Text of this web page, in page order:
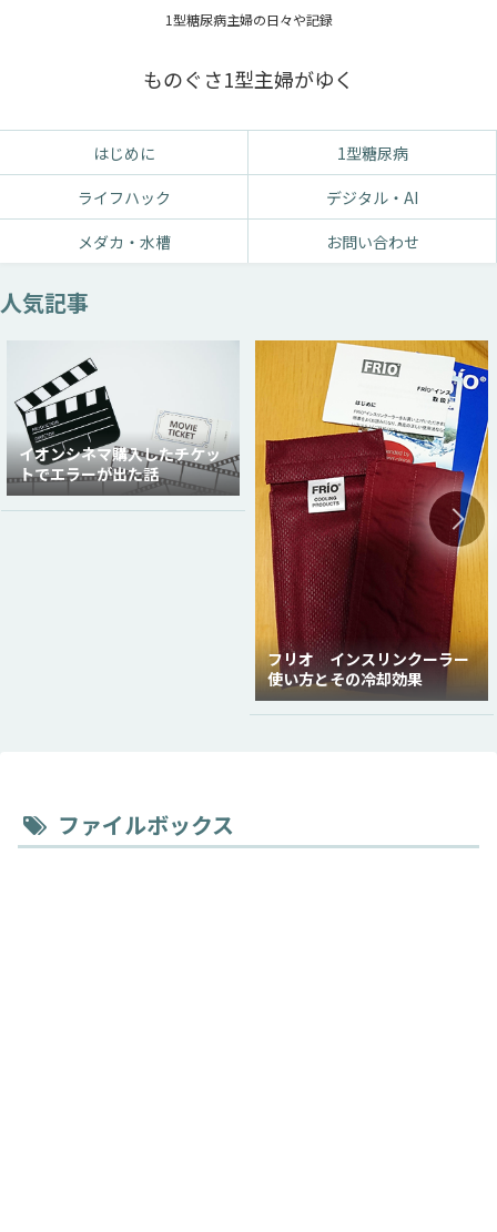
1型糖尿病主婦の日々や記録
ものぐさ1型主婦がゆく
はじめに
1型糖尿病
ライフハック
デジタル・AI
メダカ・水槽
お問い合わせ
人気記事
イオンシネマ購入したチケッ
トでエラーが出た話
フリオ インスリンクーラー
使い方とその冷却効果
ファイルボックス